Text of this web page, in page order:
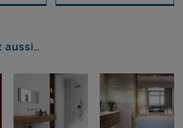
aussi…